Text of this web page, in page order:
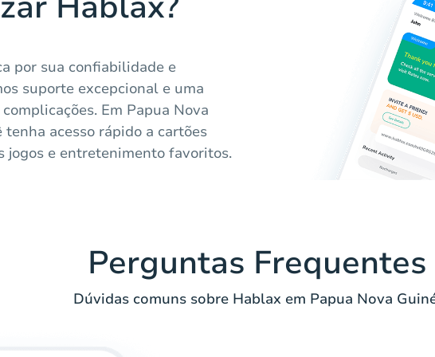
por sua confiabilidade e
suporte excepcional e uma
Em Papua Nova
acesso rápido a cartões
jogos e entretenimento favoritos.
Perguntas Frequentes
Dúvidas comuns sobre Hablax em Papua Nova